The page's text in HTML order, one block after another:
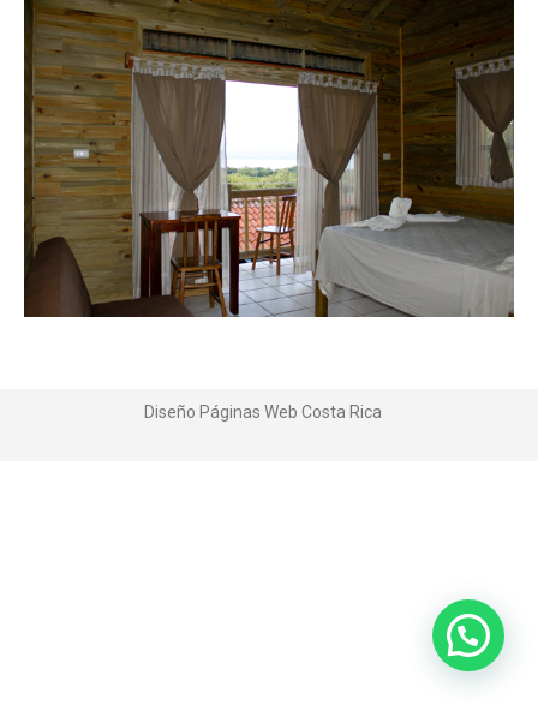
Diseño Páginas Web Costa Rica